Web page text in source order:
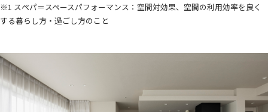
※1 スぺパ＝スペースパフォーマンス：空間対効果、空間の利用効率を良く
する暮らし方・過ごし方のこと